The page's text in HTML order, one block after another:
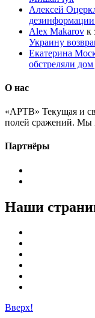
Алексей
Alex Makarov к
Украину
Екатерина
обстреляли
О нас
«АРТВ» Текущая и
полей сражений. Мы
Партнёры
Наши
Вверх!